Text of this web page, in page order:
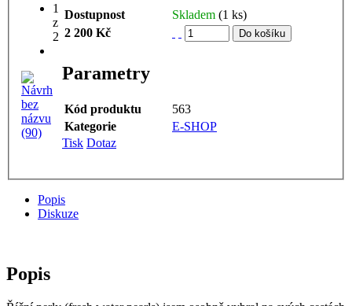
1
z
2
Dostupnost Skladem (1 ks)
2 200 Kč
Parametry
Kód produktu
563
Kategorie
E-SHOP
Tisk Dotaz
Popis
Diskuze
Popis